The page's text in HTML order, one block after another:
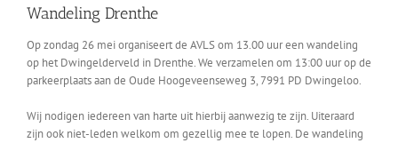
Wandeling Drenthe
Op zondag 26 mei organiseert de AVLS om 13.00 uur een wandeling
op het Dwingelderveld in Drenthe. We verzamelen om 13:00 uur op de
parkeerplaats aan de Oude Hoogeveenseweg 3, 7991 PD Dwingeloo.
Wij nodigen iedereen van harte uit hierbij aanwezig te zijn. Uiteraard
zijn ook niet-leden welkom om gezellig mee te lopen. De wandeling